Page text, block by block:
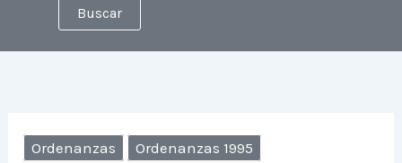
Ordenanzas Ordenanzas 1995